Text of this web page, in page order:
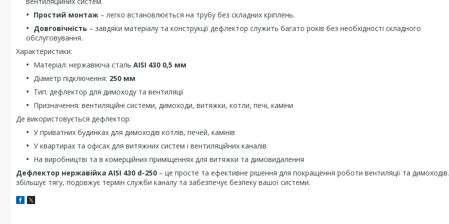
Простий монтаж – легко встановлюється на трубу без складних кріплень.
Довговічність – завдяки матеріалу та конструкції дефлектор служить багато років без необхідності складного
обслуговування.
Характеристики:
Матеріал: нержавіюча сталь AISI 430 0,5 мм
Діаметр підключення: 250 мм
Тип: дефлектор для димоходу та вентиляції
Призначення: вентиляційні системи, димоходи, витяжки, котли, печі, каміни
Де використовується дефлектор:
У приватних будинках для димоходів котлів, печей, камінів
У квартирах та офісах для витяжних систем і вентиляційних каналів
На виробництві та в комерційних приміщеннях для витяжки та димовидалення
Дефлектор нержавійка AISI 430 d-250 – це просте та ефективне рішення для покращення роботи вентиляції та
збільшує тягу, подовжує термін служби каналу та забезпечує безпеку вашої системи.